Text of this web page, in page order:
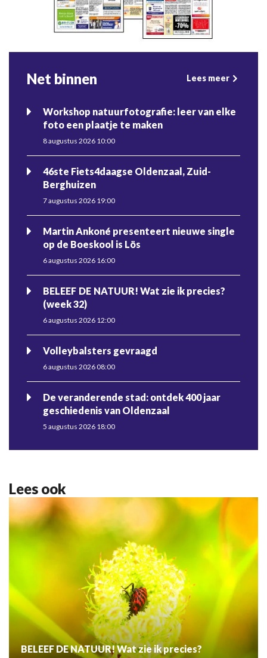
Net binnen Lees meer
Workshop natuurfotografie: leer van elke
foto een plaatje te maken
8 augustus 2026 10:00
46ste Fiets4daagse Oldenzaal, Zuid-
Berghuizen
7 augustus 2026 19:00
Martin Ankoné presenteert nieuwe single
op de Boeskool is Lös
6 augustus 2026 16:00
BELEEF DE NATUUR! Wat zie ik precies?
(week 32)
6 augustus 2026 12:00
Volleybalsters gevraagd
6 augustus 2026 08:00
De veranderende stad: ontdek 400 jaar
geschiedenis van Oldenzaal
5 augustus 2026 18:00
Lees ook
BELEEF DE NATUUR! Wat zie ik precies?